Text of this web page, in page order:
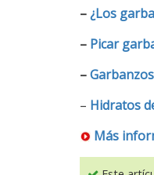
–¿Los
– Picar
–
– Hidratos
Más